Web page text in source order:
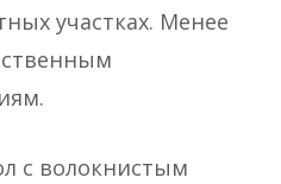
участках. Менее
с волокнистым